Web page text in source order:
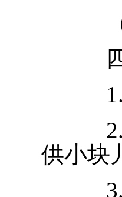
供小块